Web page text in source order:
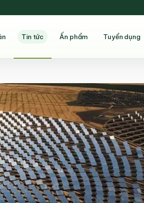
Tin tức Ấn phẩm Tuyển dụng